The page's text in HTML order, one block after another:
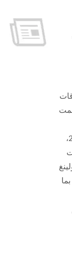
السلة لعام 2026 في بعد ظهر 26 يوليو 2026،
50 لاعبًا، بما